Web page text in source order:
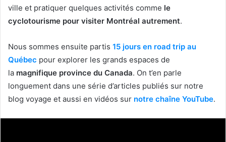
ville et pratiquer quelques activités comme le
cyclotourisme pour visiter Montréal autrement.
Nous sommes ensuite partis 15 jours en road trip au
Québec pour explorer les grands espaces de
la magnifique province du Canada. On t’en parle
longuement dans une série d’articles publiés sur notre
blog voyage et aussi en vidéos sur notre chaîne YouTube.